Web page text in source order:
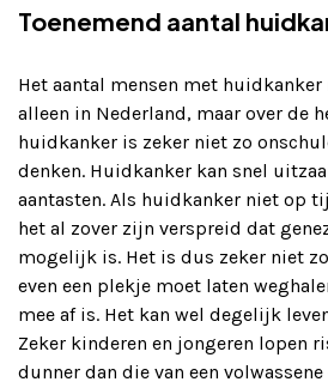
Toenemend aantal
Het aantal mensen met
alleen in Nederland, maar over de
huidkanker is zeker niet zo
denken. Huidkanker kan snel
aantasten. Als huidkanker niet op
het al zover zijn verspreid dat
mogelijk is. Het is dus zeker niet
even een plekje moet laten
mee af is. Het kan wel degelijk
Zeker kinderen en jongeren lopen
dunner dan die van een